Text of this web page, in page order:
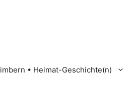
• Heimat-Geschichte(n)